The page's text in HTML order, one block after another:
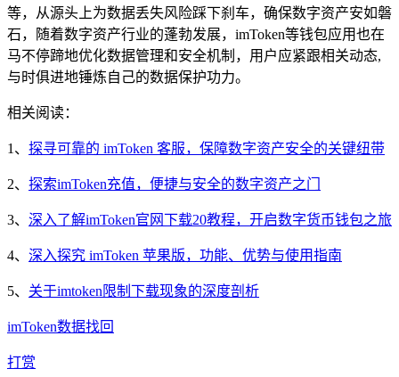
等，从源头上为数据丢失风险踩下刹车，确保数字资产安如磐
石，随着数字资产行业的蓬勃发展，imToken等钱包应用也在
马不停蹄地优化数据管理和安全机制，用户应紧跟相关动态,
与时俱进地锤炼自己的数据保护功力。
相关阅读：
1、 探寻可靠的 imToken 客服，保障数字资产安全的关键纽带
2、 探索imToken充值，便捷与安全的数字资产之门
3、 深入了解imToken官网下载20教程，开启数字货币钱包之旅
4、 深入探究 imToken 苹果版，功能、优势与使用指南
5、 关于imtoken限制下载现象的深度剖析
imToken数据找回
打赏